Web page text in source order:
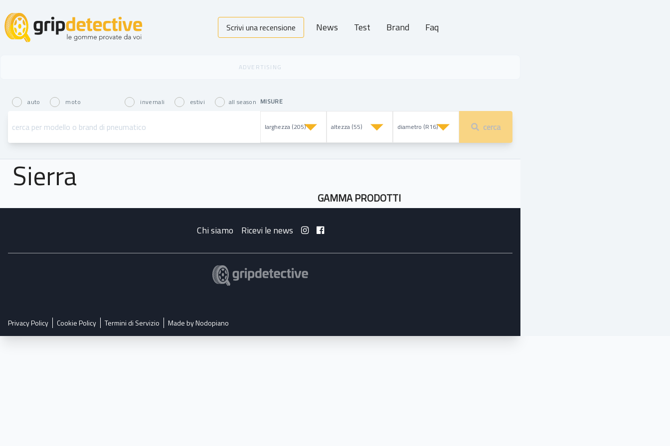
GripDetective Scrivi una recensione News Test Brand Faq
auto moto invernali estivi all season MISURE
cerca
Sierra
GAMMA PRODOTTI
Chi siamo Ricevi le news
Privacy Policy Cookie Policy Termini di Servizio Made by Nodopiano